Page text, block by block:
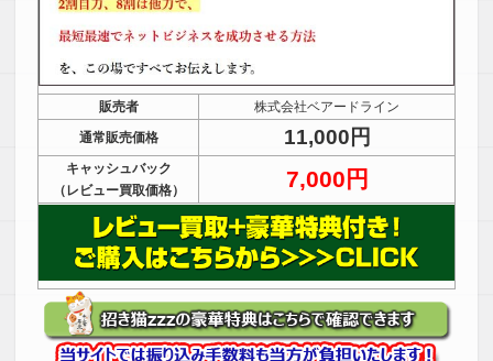
販売者
株式会社ベアードライン
通常販売価格
11,000円
キャッシュバック
（レビュー買取価格）
7,000円